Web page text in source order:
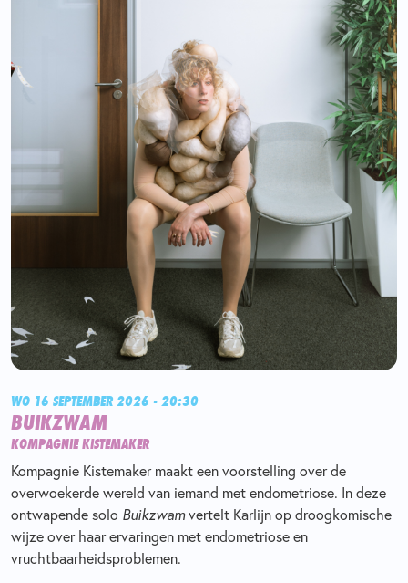
WO 16 SEPTEMBER 2026 - 20:30
BUIKZWAM
KOMPAGNIE KISTEMAKER
Kompagnie Kistemaker maakt een voorstelling over de
overwoekerde wereld van iemand met endometriose. In deze
ontwapende solo Buikzwamvertelt Karlijn op droogkomische
wijze over haar ervaringen met endometriose en
vruchtbaarheidsproblemen.